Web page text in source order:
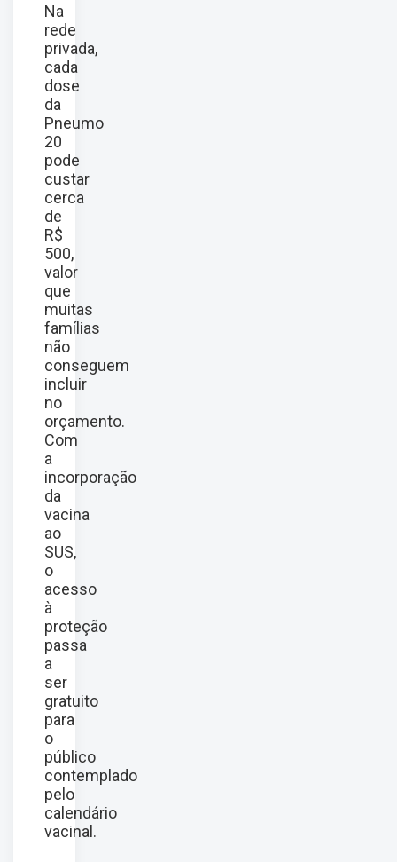
Na
rede
privada,
cada
dose
da
Pneumo
20
pode
custar
cerca
de
R$
500,
valor
que
muitas
famílias
não
conseguem
incluir
no
orçamento.
Com
a
incorporação
da
vacina
ao
SUS,
o
acesso
à
proteção
passa
a
ser
gratuito
para
o
público
contemplado
pelo
calendário
vacinal.